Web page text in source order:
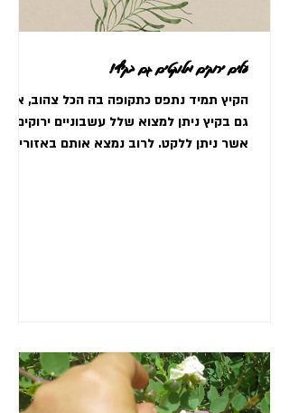
עלים ירוקים מלוקטים גם בקיץ!
הקיץ תמיד נתפס כתקופה בה הכל צהוב, אך
גם בקיץ ניתן למצוא שלל עשבוניים ירוקים
אשר ניתן ללקט. לרוב נמצא אותם באזורים